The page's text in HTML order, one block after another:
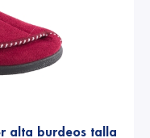
alta burdeos talla